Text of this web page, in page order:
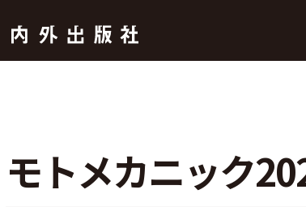
モトメカニック